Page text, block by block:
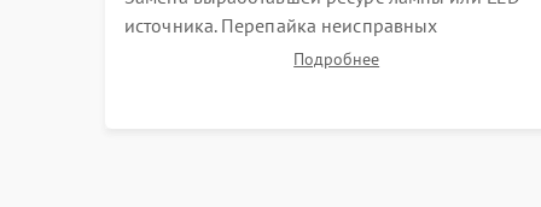
источника. Перепайка неисправных
компонентов на платах. Замена DMD-чипа при
Подробнее